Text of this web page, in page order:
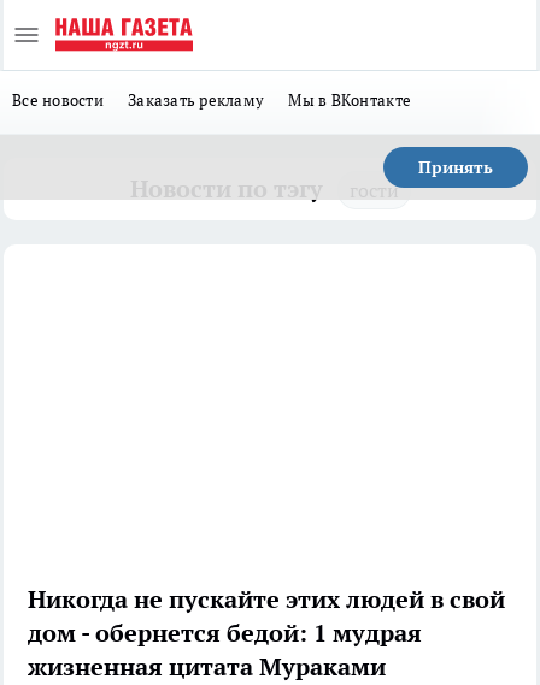
Все новости Заказать рекламу Мы в ВКонтакте
Принять
гости
Никогда не пускайте этих людей в свой
дом - обернется бедой: 1 мудрая
жизненная цитата Мураками